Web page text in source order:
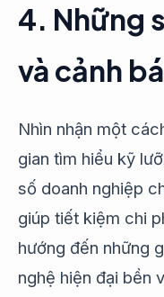
4. Những
và cảnh
Nhìn nhận một
gian tìm hiểu kỹ
số doanh nghiệp
giúp tiết kiệm chi
hướng đến những
nghệ hiện đại bền